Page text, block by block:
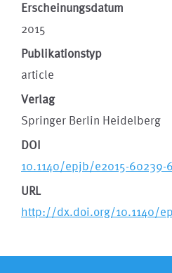
Erscheinungsdatum
2015
Publikationstyp
article
Verlag
Springer Berlin Heidelberg
DOI
10.1140/epjb/e2015-60239-6
URL
http://dx.doi.org/10.1140/